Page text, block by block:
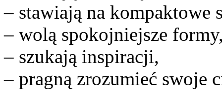
– stawiają na kompaktowe
– wolą spokojniejsze
– szukają inspiracji,
– pragną zrozumieć swoje